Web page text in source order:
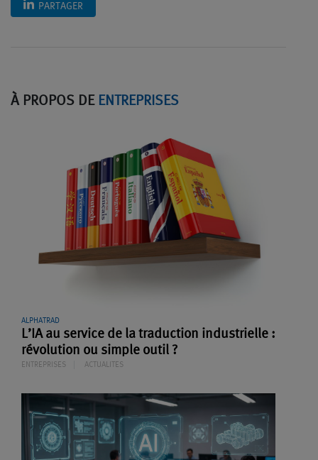
PARTAGER
À PROPOS DE ENTREPRISES
ALPHATRAD
L’IA au service de la traduction industrielle :
révolution ou simple outil ?
ENTREPRISES ACTUALITES